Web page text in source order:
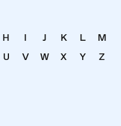
H I J K L
M
U V W X Y Z